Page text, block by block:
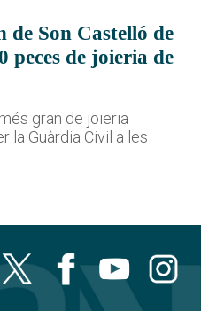
de Son Castelló de
peces de joieria de
gran de joieria
la Guàrdia Civil a les